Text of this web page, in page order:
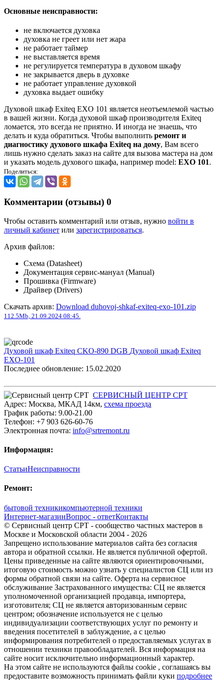
Основные неисправности:
не включается духовка
духовка не греет или нет жара
не работает таймер
не выставляется время
не регулируется температура в духовом шкафу
не закрывается дверь в духовке
не работает управление духовкой
духовка выдает ошибку
Духовой шкаф Exiteq EXO 101 является неотъемлемой частью
в вашей жизни. Когда духовой шкаф производителя Exiteq
ломается, это всегда не приятно. И иногда не знаешь, что
делать и куда обратиться. Чтобы выполнить ремонт и
диагностику духового шкафа Exiteq на дому, Вам всего
лишь нужно сделать заказ на сайте для вызова мастера на дом
и указать модель духового шкафа, например model: EXO 101.
Поделиться:
Комментарии (отзывы) 0
Чтобы оставить комментарий или отзыв, нужно войти в
личный кабинет или зарегистрироваться.
Архив файлов:
Схема (Datasheet)
Документация сервис-мануал (Manual)
Прошивка (Firmware)
Драйвер (Drivers)
Скачать архив: Download duhovoj-shkaf-exiteq-exo-101.zip
112.5Mb, 21.09.2024 08:45.
Духовой шкаф Exiteq CKO-890 DGB Духовой шкаф Exiteq
EXO-101
Последнее обновление: 15.02.2020
СЕРВИСНЫЙ ЦЕНТР СРТ
Адрес: Москва, МКАД 14км, cхема проезда
График работы: 9.00-21.00
Телефон: +7 903 626-60-76
Электронная почта: info@srtremont.ru
Информация:
СтатьиНеисправности
Ремонт:
бытовой техникикомпьютерной техники
Интернет-магазинВопрос - ответКонтакты
© Сервисный центр СРТ - сообщество частных мастеров в
Москве и Московской области 2004 - 2026
Запрещено использование материалов сайта без согласия
автора и обратной ссылки. Не является публичной офертой.
Цены приведенные на сайте являются ориентировочными,
итоговую стоимость можно узнать у специалистов СЦ или из
формы обратной связи на сайте. Оферта на сервисное
обслуживание Застрахованного имущества: СЦ не является
уполномоченной организацией продавца, импортера,
изготовителя; СЦ не является авторизованным сервис
центром; обозначение используется не с целью
индивидуализации соответствующих услуг по ремонту и
введения посетителей в заблуждение, а с целью
информирования потребителей о предоставляемых услугах в
отношении техники правообладателей. Вся информация на
сайте носит исключительно информационный характер.
На этом сайте не используются файлы cookie , соглашаясь вы
предоставите возможность принимать файли куки подробнее